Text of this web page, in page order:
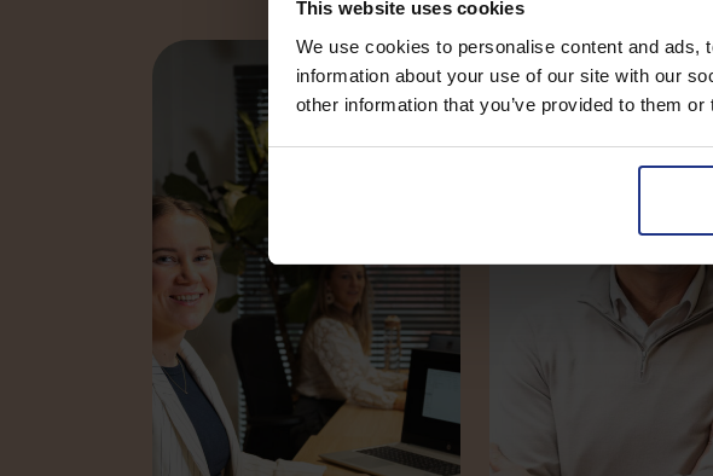
This website uses cookies
We use cookies to personalise content and
information about your use of our site with our
other information that you’ve provided to them